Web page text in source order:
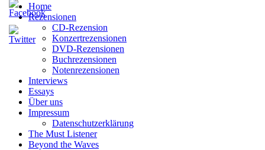
Home
Rezensionen
CD-Rezension
Konzertrezensionen
DVD-Rezensionen
Buchrezensionen
Notenrezensionen
Interviews
Essays
Über uns
Impressum
Datenschutzerklärung
The Must Listener
Beyond the Waves